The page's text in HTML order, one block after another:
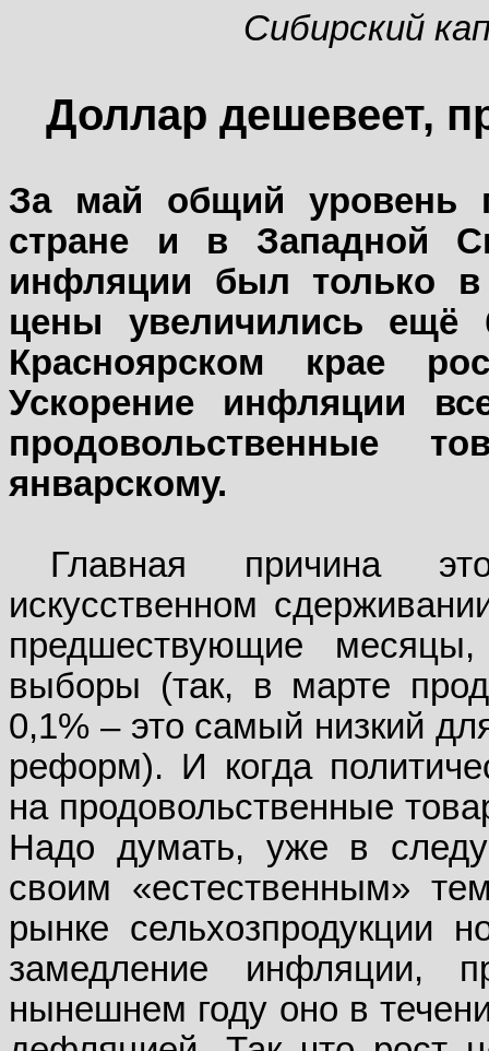
Сибирский
Доллар дешевеет,
За май общий уровень
стране и в Западной
инфляции был только в
цены увеличились
Красноярском крае
Ускорение инфляции
продовольственные
январскому.
Главная причина
искусственном
предшествующие
выборы (так, в марте
0,1% – это самый низкий
реформ). И когда
на продовольственные
Надо думать, уже в
своим «естественным»
рынке сельхозпродукции
замедление инфляции,
нынешнем году оно в